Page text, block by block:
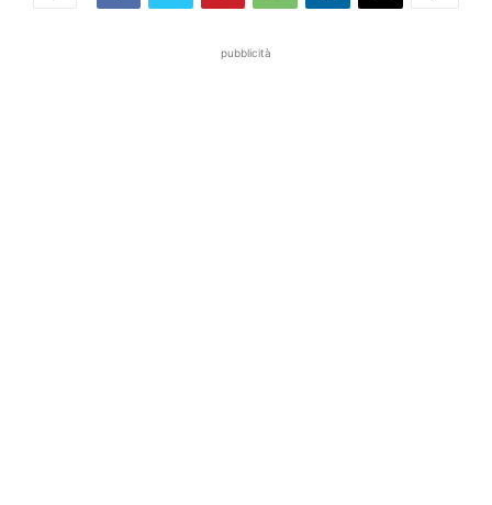
pubblicità